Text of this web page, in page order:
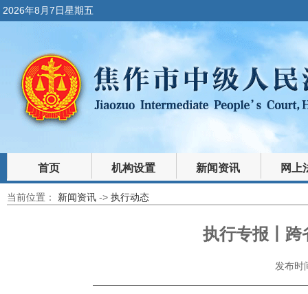
2026年8月7日星期五
首页 机构设置 新闻资讯 网上
裁判文书 法律文库
当前位置： 新闻资讯 -> 执行动态
执行专报丨跨
发布时